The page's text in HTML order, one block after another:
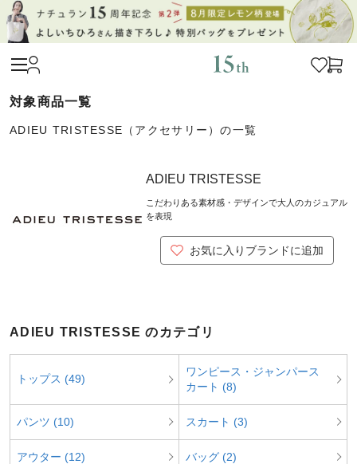
ADIEU TRISTESSE（アクセサリー）の一覧
ADIEU TRISTESSE
こだわりある素材感・デザインで大人のカジュアル
を表現
お気に入りブランドに追加
ADIEU TRISTESSE のカテゴリ
トップス (49)
ワンピース・ジャンパース
カート (8)
パンツ (10) スカート (3)
アウター (12) バッグ (2)